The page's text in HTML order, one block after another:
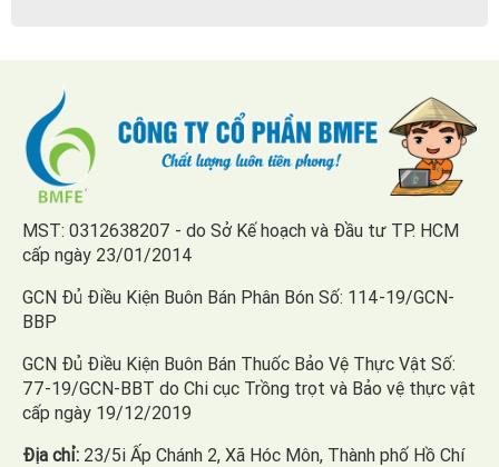
MST: 0312638207 - do Sở Kế hoạch và Đầu tư TP. HCM
cấp ngày 23/01/2014
GCN Đủ Điều Kiện Buôn Bán Phân Bón Số: 114-19/GCN-
BBP
GCN Đủ Điều Kiện Buôn Bán Thuốc Bảo Vệ Thực Vật Số:
77-19/GCN-BBT do Chi cục Trồng trọt và Bảo vệ thực vật
cấp ngày 19/12/2019
Địa chỉ: 23/5i Ấp Chánh 2, Xã Hóc Môn, Thành phố Hồ Chí